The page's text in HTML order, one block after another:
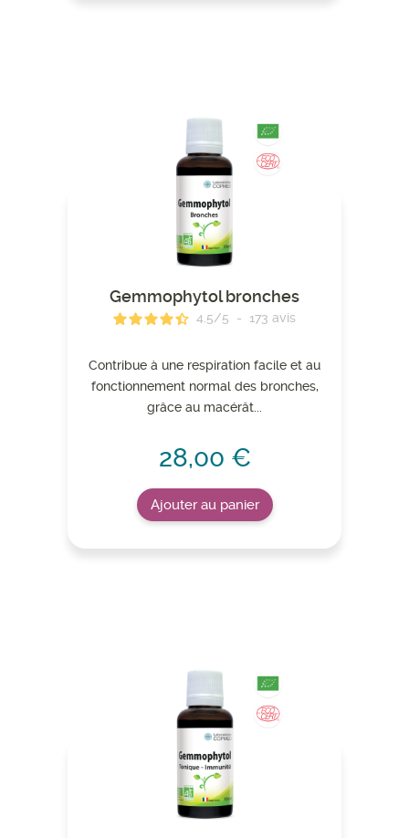
Gemmophytol bronches
4.5/5 - 173 avis
Contribue à une respiration facile et au
fonctionnement normal des bronches,
grâce au macérât...
28,00 €
Ajouter au panier